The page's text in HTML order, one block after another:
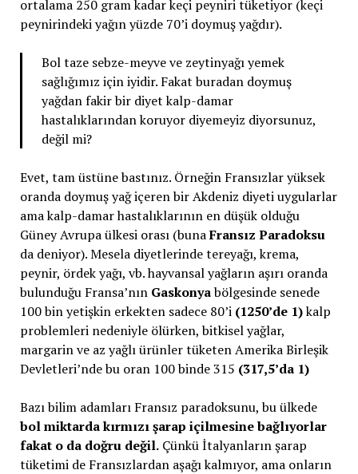
ortalama 250 gram kadar keçi peyniri tüketiyor (keçi
peynirindeki yağın yüzde 70’i doymuş yağdır).
Bol taze sebze-meyve ve zeytinyağı yemek
sağlığımız için iyidir. Fakat buradan doymuş
yağdan fakir bir diyet kalp-damar
hastalıklarından koruyor diyemeyiz diyorsunuz,
değil mi?
Evet, tam üstüne bastınız. Örneğin Fransızlar yüksek
oranda doymuş yağ içeren bir Akdeniz diyeti uygularlar
ama kalp-damar hastalıklarının en düşük olduğu
Güney Avrupa ülkesi orası (bunaFransız Paradoksu
da deniyor). Mesela diyetlerinde tereyağı, krema,
peynir, ördek yağı, vb. hayvansal yağların aşırı oranda
bulunduğu Fransa’nın Gaskonyabölgesinde senede
100 bin yetişkin erkekten sadece 80’i (1250’de 1)kalp
problemleri nedeniyle ölürken, bitkisel yağlar,
margarin ve az yağlı ürünler tüketen Amerika Birleşik
Devletleri’nde bu oran 100 binde 315 (317,5’da 1)
Bazı bilim adamları Fransız paradoksunu, bu ülkede
bol miktarda kırmızı şarap içilmesine bağlıyorlar
fakat o da doğru değil.Çünkü İtalyanların şarap
tüketimi de Fransızlardan aşağı kalmıyor, ama onların